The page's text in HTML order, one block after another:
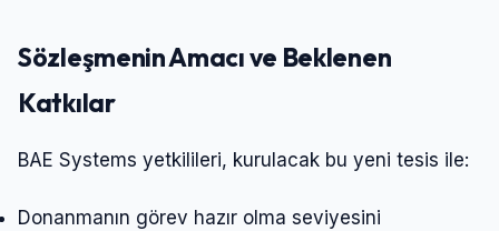
Sözleşmenin Amacı ve Beklenen
Katkılar
BAE Systems yetkilileri, kurulacak bu yeni tesis ile:
Donanmanın görev hazır olma seviyesini